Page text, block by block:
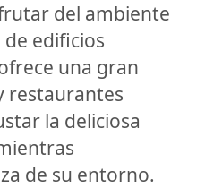
del ambiente
edificios
una gran
restaurantes
la deliciosa
de su entorno.